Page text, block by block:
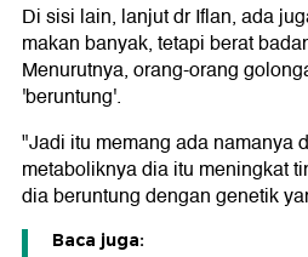
Di sisi lain, lanjut dr Iflan, ada
makan banyak, tetapi berat
Menurutnya, orang-orang
'beruntung'.
"Jadi itu memang ada namanya
metaboliknya dia itu meningkat
dia beruntung dengan genetik
Baca juga: